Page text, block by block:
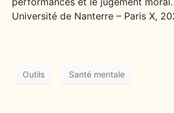
Université de Nanterre – Paris X,
Outils Santé mentale